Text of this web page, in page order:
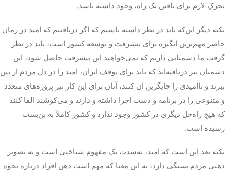
تحرکِ لازم برای یافتن یک راه، وجود داشته باشد.
نکته دیگر این‌که باید در نظر داشته باشیم که اگر دریافتیم که امید در زمان
حاضر مهم‌ترین انگیزه برای پیشرفت و توسعه کشور است، باید در نظر
گرفت ما دشمنانی داریم که نمی‌خواهند این پیشرفت حاصل شود، این
دشمنان نیز دریافته‌اند که باید برای توقف ایران، امید را در دل مردم از بین
ببرند و ناامیدی را جایگزین آن کنند، آنان برای این کار نیز پروژه‌های متعدد
و متنوعی را در برنامه و دست اجرا داشته و دارند و می‌کوشند القا کنند
که هیچ راه‌حل دیگری در کشور وجود ندارد و کشور کاملاً به بن‌بست
رسیده است.
نکته بعد این است که امید، به‌شدت یک مفهوم شناختی است و به تصویر
ذهنی مردم بستگی دارد، به این معنا که مهم است ذهن افراد درباره نحوه